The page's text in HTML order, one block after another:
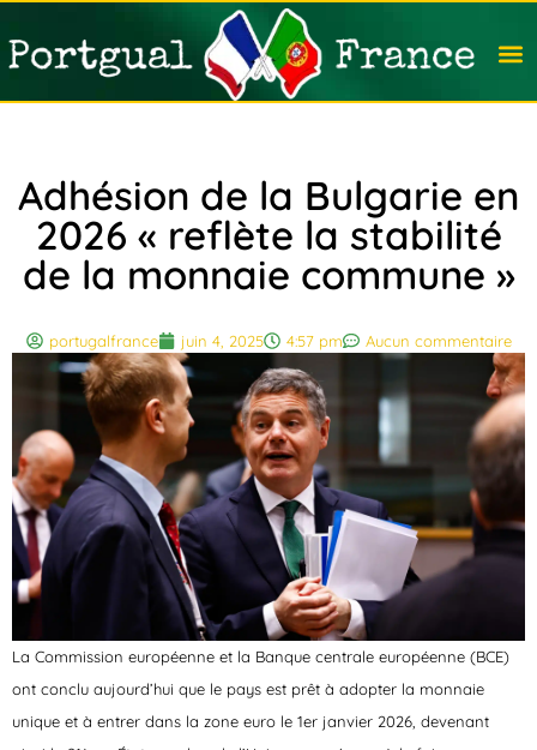
Adhésion de la Bulgarie en
2026 « reflète la stabilité
de la monnaie commune »
portugalfrance juin 4, 2025 4:57 pm Aucun commentaire
La Commission européenne et la Banque centrale européenne (BCE)
ont conclu aujourd’hui que le pays est prêt à adopter la monnaie
unique et à entrer dans la zone euro le 1er janvier 2026, devenant